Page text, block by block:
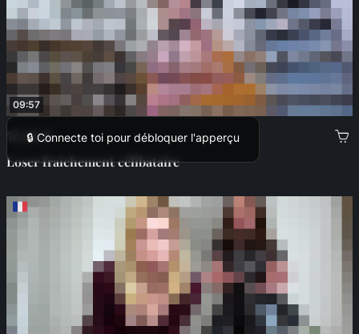
09:57
🔒 Connecte toi pour débloquer l'apperçu
12,00 €
Loser fraichement célibataire